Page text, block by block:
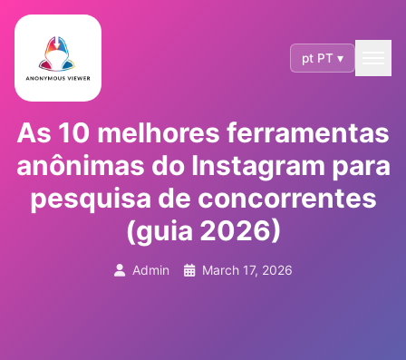
pt PT ▾
As 10 melhores ferramentas
anônimas do Instagram para
pesquisa de concorrentes
(guia 2026)
Admin March 17, 2026